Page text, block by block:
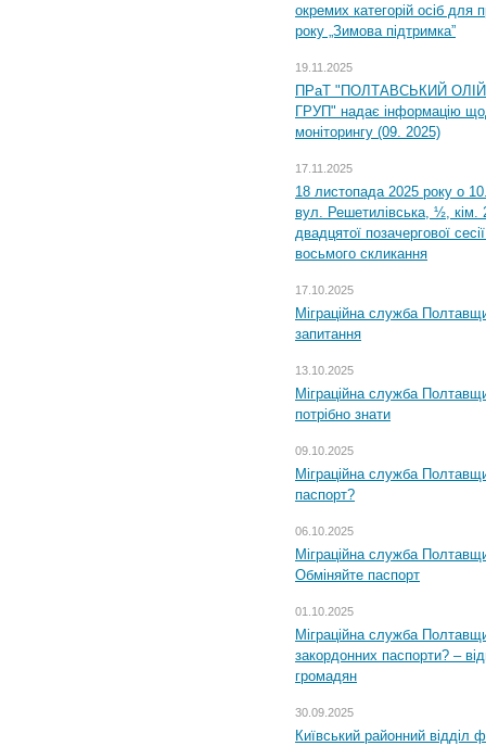
окремих категорій осіб для
року „Зимова підтримка”
19.11.2025
ПРаТ "ПОЛТАВСЬКИЙ
ГРУП" надає інформацію
моніторингу (09. 2025)
17.11.2025
18 листопада 2025 року о
вул. Решетилівська, ½, кім.
двадцятої позачергової
восьмого скликання
17.10.2025
Міграційна служба
запитання
13.10.2025
Міграційна служба
потрібно знати
09.10.2025
Міграційна служба
паспорт?
06.10.2025
Міграційна служба
Обміняйте паспорт
01.10.2025
Міграційна служба
закордонних паспорти? –
громадян
30.09.2025
Київський районний відділ